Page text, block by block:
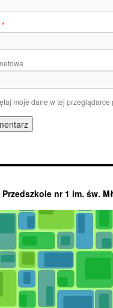
*
moje dane w tej
nr 1 im. św.